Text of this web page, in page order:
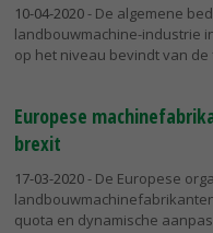
10-04-2020- De algemene
landbouwmachine-industrie
op het niveau bevindt van de
Europese
brexit
17-03-2020- De Europese
quota en dynamische